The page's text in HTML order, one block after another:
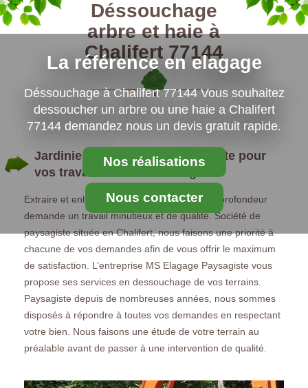
La référence en elagage
Déssouchage à Chalifert 77144 Vous souhaitez
dessoucher un arbre ou une haie a Chalifert
77144 demandez nous un devis gratuit rapide.
Nos réalisations
Nous contacter
Déssouchage
arbre et haie à
Chalifert 77144
Jardinier : MS Elagage Paysagiste pour
vos travaux de dessouchage
Extraire et enlever les racines des arbres en profondeur
demande un travail minutieux et de qualité. Société de
paysagiste située en Chalifert, nous faisons une priorité à
chacune de vos demandes afin de vous offrir le maximum
de satisfaction. L’entreprise MS Elagage Paysagiste vous
propose ses services en dessouchage de vos terrains.
Paysagiste depuis de nombreuses années, nous sommes
disposés à répondre à toutes vos demandes en respectant
votre bien. Nous faisons une étude de votre terrain au
préalable avant de passer à une intervention de qualité.